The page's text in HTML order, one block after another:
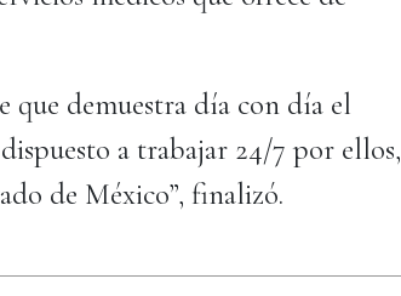
que demuestra día con día el
a trabajar 24/7 por ellos,
de México”, finalizó.